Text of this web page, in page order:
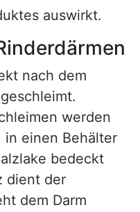
auswirkt.
nach dem
werden
in einen Behälter
bedeckt
dient der
dem Darm